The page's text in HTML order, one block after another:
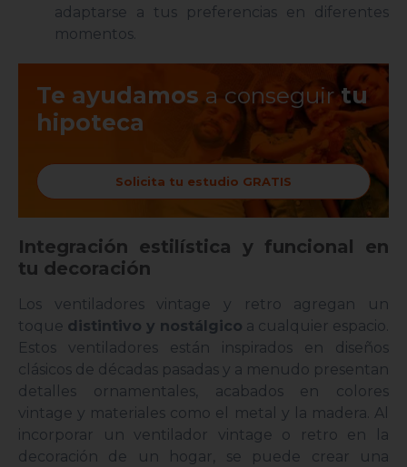
adaptarse a tus preferencias en diferentes
momentos.
Te ayudamos a conseguirtu
hipoteca
Solicita tu estudio GRATIS
Integración estilística y funcional en
tu decoración
Los ventiladores vintage y retro agregan un
toque distintivo y nostálgico a cualquier espacio.
Estos ventiladores están inspirados en diseños
clásicos de décadas pasadas y a menudo presentan
detalles ornamentales, acabados en colores
vintage y materiales como el metal y la madera. Al
incorporar un ventilador vintage o retro en la
decoración de un hogar, se puede crear una